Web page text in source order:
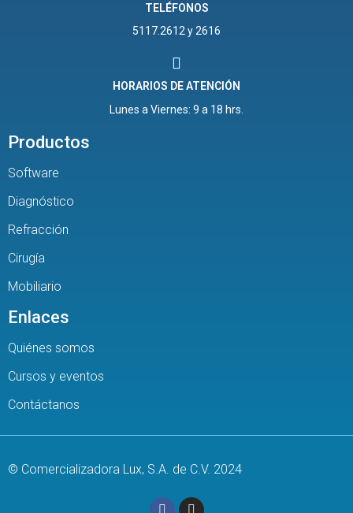
TELÉFONOS
5117.2612 y 2616
HORARIOS DE ATENCIÓN
Lunes a Viernes: 9 a 18 hrs.
Productos
Software
Diagnóstico
Refracción
Cirugía
Mobiliario
Enlaces
Quiénes somos
Cursos y eventos
Contáctanos
© Comercializadora Lux, S.A. de C.V. 2024